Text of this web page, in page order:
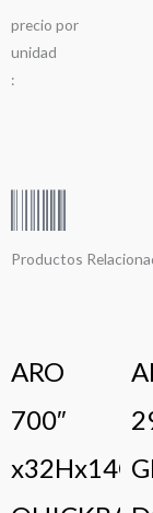
precio por
unidad
:
Productos
ARO
700″
x32Hx14G